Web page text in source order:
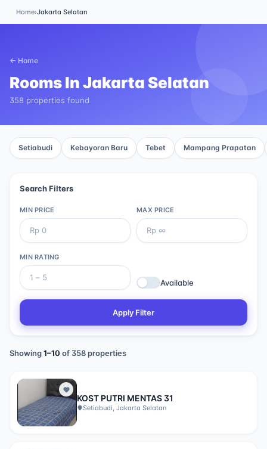
Home›Jakarta Selatan
← Home
Rooms InJakarta Selatan
358 properties found
Setiabudi Kebayoran Baru Tebet Mampang Prapatan
Search Filters
MIN PRICE MAX PRICE
MIN RATING
Available
Apply Filter
Showing1–10 of358properties
KOST PUTRI MENTAS 31
Setiabudi, Jakarta Selatan